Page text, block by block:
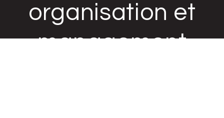
organisation et
management